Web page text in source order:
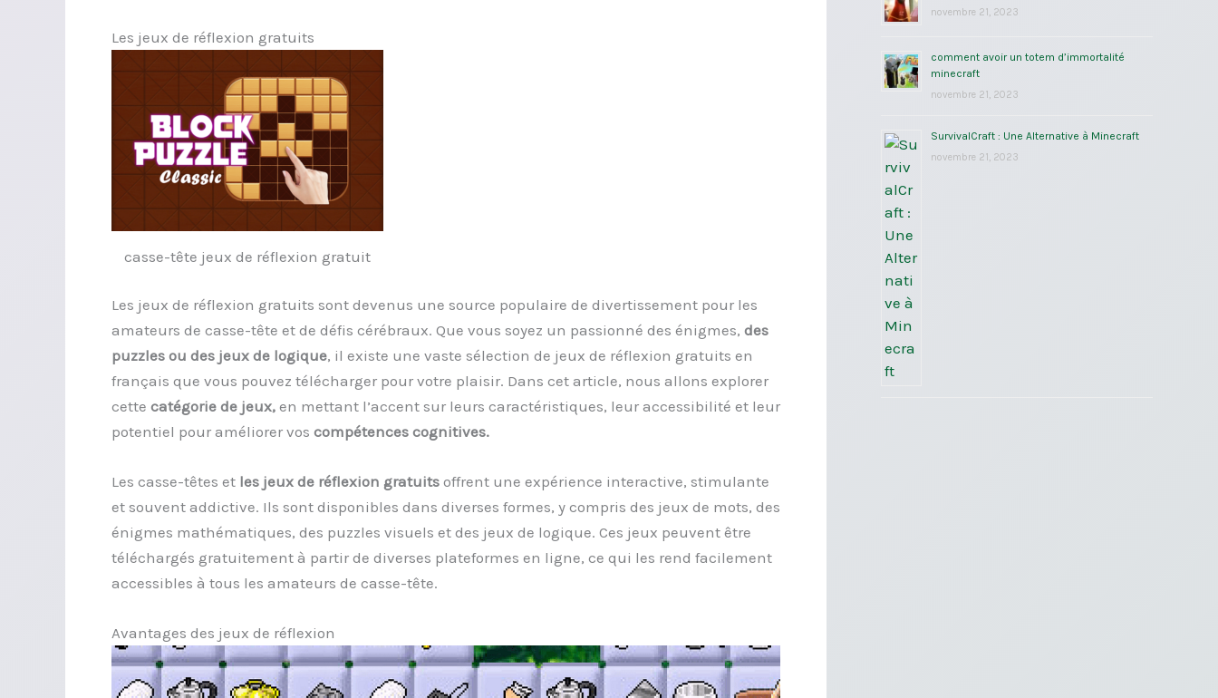
Les jeux de réflexion gratuits
casse-tête jeux de réflexion gratuit
Les jeux de réflexion gratuits sont devenus une source populaire de divertissement pour les
amateurs de casse-tête et de défis cérébraux. Que vous soyez un passionné des énigmes, des
puzzles ou des jeux de logique, il existe une vaste sélection de jeux de réflexion gratuits en
français que vous pouvez télécharger pour votre plaisir. Dans cet article, nous allons explorer
cette catégorie de jeux, en mettant l’accent sur leurs caractéristiques, leur accessibilité et leur
potentiel pour améliorer vos compétences cognitives.
Les casse-têtes et les jeux de réflexion gratuits offrent une expérience interactive, stimulante
et souvent addictive. Ils sont disponibles dans diverses formes, y compris des jeux de mots, des
énigmes mathématiques, des puzzles visuels et des jeux de logique. Ces jeux peuvent être
téléchargés gratuitement à partir de diverses plateformes en ligne, ce qui les rend facilement
accessibles à tous les amateurs de casse-tête.
Avantages des jeux de réflexion
novembre 21, 2023
comment avoir un totem d’immortalité
minecraft
novembre 21, 2023
SurvivalCraft : Une Alternative à Minecraft
novembre 21, 2023